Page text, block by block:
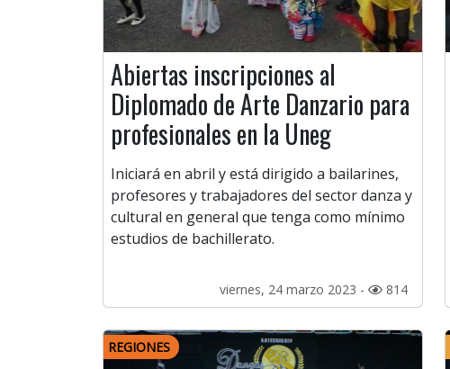
Abiertas inscripciones al
Diplomado de Arte Danzario para
profesionales en la Uneg
Iniciará en abril y está dirigido a bailarines,
profesores y trabajadores del sector danza y
cultural en general que tenga como mínimo
estudios de bachillerato.
viernes, 24 marzo 2023 - 814
REGIONES